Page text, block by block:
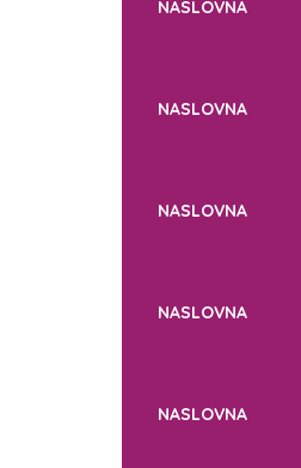
NASLOVNA
NASLOVNA
NASLOVNA
NASLOVNA
NASLOVNA